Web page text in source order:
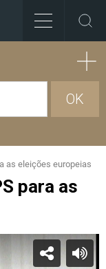
OK
as eleições europeias
para as